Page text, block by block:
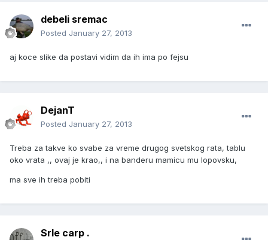
debeli sremac
Posted January 27, 2013
aj koce slike da postavi vidim da ih ima po fejsu
DejanT
Posted January 27, 2013
Treba za takve ko svabe za vreme drugog svetskog rata, tablu
oko vrata ,, ovaj je krao,, i na banderu mamicu mu lopovsku,
ma sve ih treba pobiti
Srle carp .